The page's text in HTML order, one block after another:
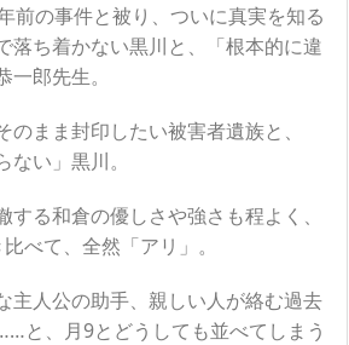
前の事件と被り、ついに真実を知る
落ち着かない黒川と、「根本的に違
郎先生。
まま封印したい被害者遺族と、
ない」黒川。
る和倉の優しさや強さも程よく、
べて、全然「アリ」。
主人公の助手、親しい人が絡む過去
と、月9とどうしても並べてしまう